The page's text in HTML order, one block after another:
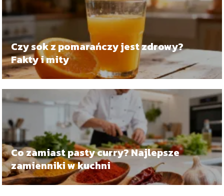
Czy sok z pomarańczy jest zdrowy?
Fakty i mity
Co zamiast pasty curry? Najlepsze
zamienniki w kuchni